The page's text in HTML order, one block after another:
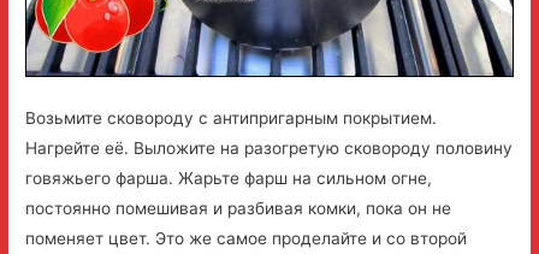
Возьмите сковороду с антипригарным покрытием.
Нагрейте её. Выложите на разогретую сковороду половину
говяжьего фарша. Жарьте фарш на сильном огне,
постоянно помешивая и разбивая комки, пока он не
поменяет цвет. Это же самое проделайте и со второй